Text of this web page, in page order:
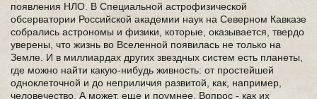
появления НЛО. В Cпециальной астрофизической
обсерватории Российской академии наук на Северном Кавказе
собрались астрономы и физики, которые, оказывается, твердо
уверены, что жизнь во Вселенной появилась не только на
Земле. И в миллиардах других звездных систем есть планеты,
где можно найти какую-нибудь живность: от простейшей
одноклеточной и до неприличия развитой, как, например,
человечество. А может, еще и поумнее. Вопрос - как их